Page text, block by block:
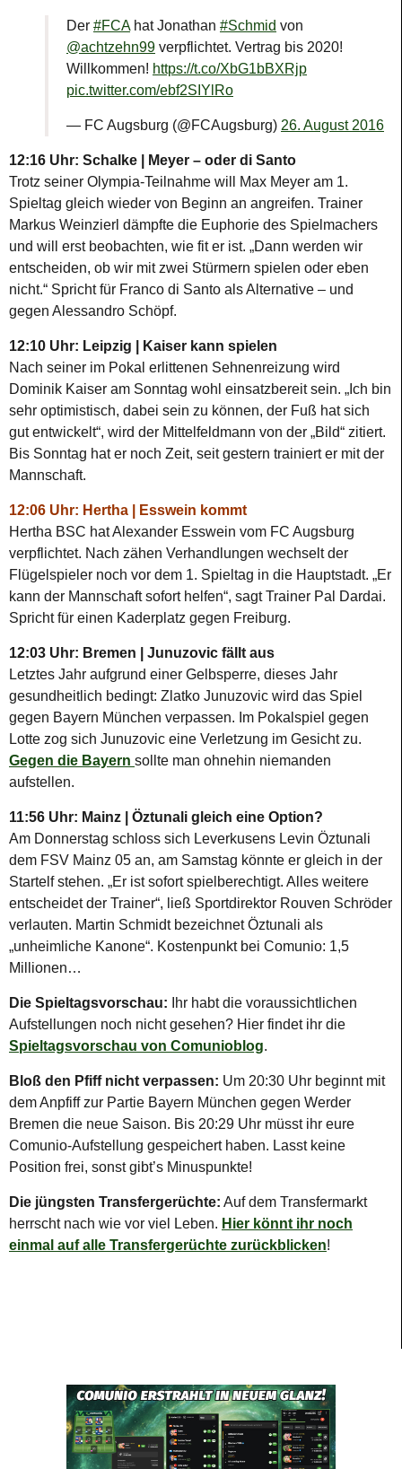
Der #FCAhat Jonathan #Schmid von
@achtzehn99 verpflichtet. Vertrag bis 2020!
Willkommen! https://t.co/XbG1bBXRjp
pic.twitter.com/ebf2SIYlRo
— FC Augsburg (@FCAugsburg) 26. August 2016
12:16 Uhr: Schalke | Meyer – oder di Santo
Trotz seiner Olympia-Teilnahme will Max Meyer am 1.
Spieltag gleich wieder von Beginn an angreifen. Trainer
Markus Weinzierl dämpfte die Euphorie des Spielmachers
und will erst beobachten, wie fit er ist. „Dann werden wir
entscheiden, ob wir mit zwei Stürmern spielen oder eben
nicht.“ Spricht für Franco di Santo als Alternative – und
gegen Alessandro Schöpf.
12:10 Uhr: Leipzig | Kaiser kann spielen
Nach seiner im Pokal erlittenen Sehnenreizung wird
Dominik Kaiser am Sonntag wohl einsatzbereit sein. „Ich bin
sehr optimistisch, dabei sein zu können, der Fuß hat sich
gut entwickelt“, wird der Mittelfeldmann von der „Bild“ zitiert.
Bis Sonntag hat er noch Zeit, seit gestern trainiert er mit der
Mannschaft.
12:06 Uhr: Hertha | Esswein kommt
Hertha BSC hat Alexander Esswein vom FC Augsburg
verpflichtet. Nach zähen Verhandlungen wechselt der
Flügelspieler noch vor dem 1. Spieltag in die Hauptstadt. „Er
kann der Mannschaft sofort helfen“, sagt Trainer Pal Dardai.
Spricht für einen Kaderplatz gegen Freiburg.
12:03 Uhr: Bremen | Junuzovic fällt aus
Letztes Jahr aufgrund einer Gelbsperre, dieses Jahr
gesundheitlich bedingt: Zlatko Junuzovic wird das Spiel
gegen Bayern München verpassen. Im Pokalspiel gegen
Lotte zog sich Junuzovic eine Verletzung im Gesicht zu.
Gegen die Bayern sollte man ohnehin niemanden
aufstellen.
11:56 Uhr: Mainz | Öztunali gleich eine Option?
Am Donnerstag schloss sich Leverkusens Levin Öztunali
dem FSV Mainz 05 an, am Samstag könnte er gleich in der
Startelf stehen. „Er ist sofort spielberechtigt. Alles weitere
entscheidet der Trainer“, ließ Sportdirektor Rouven Schröder
verlauten. Martin Schmidt bezeichnet Öztunali als
„unheimliche Kanone“. Kostenpunkt bei Comunio: 1,5
Millionen…
Die Spieltagsvorschau: Ihr habt die voraussichtlichen
Aufstellungen noch nicht gesehen? Hier findet ihr die
Spieltagsvorschau von Comunioblog.
Bloß den Pfiff nicht verpassen: Um 20:30 Uhr beginnt mit
dem Anpfiff zur Partie Bayern München gegen Werder
Bremen die neue Saison. Bis 20:29 Uhr müsst ihr eure
Comunio-Aufstellung gespeichert haben. Lasst keine
Position frei, sonst gibt’s Minuspunkte!
Die jüngsten Transfergerüchte: Auf dem Transfermarkt
herrscht nach wie vor viel Leben. Hier könnt ihr noch
einmal auf alle Transfergerüchte zurückblicken!